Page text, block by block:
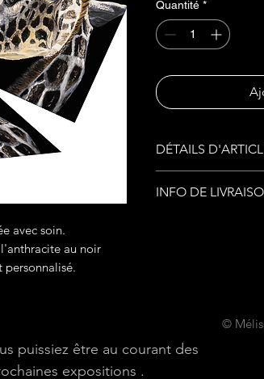
avec soin.
au noir
personnalisé.
Quantité *
DÉTAILS
de
ressources
INFO DE
compréhension.
Les prix sont
puissiez être au courant des
expositions .
©